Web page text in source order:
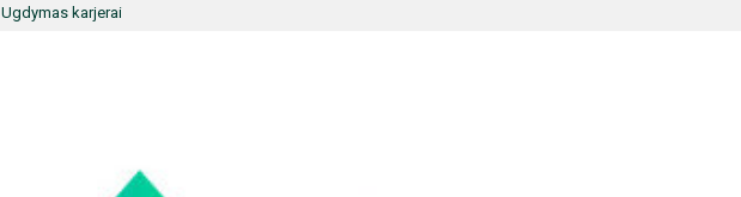
Ugdymas karjerai